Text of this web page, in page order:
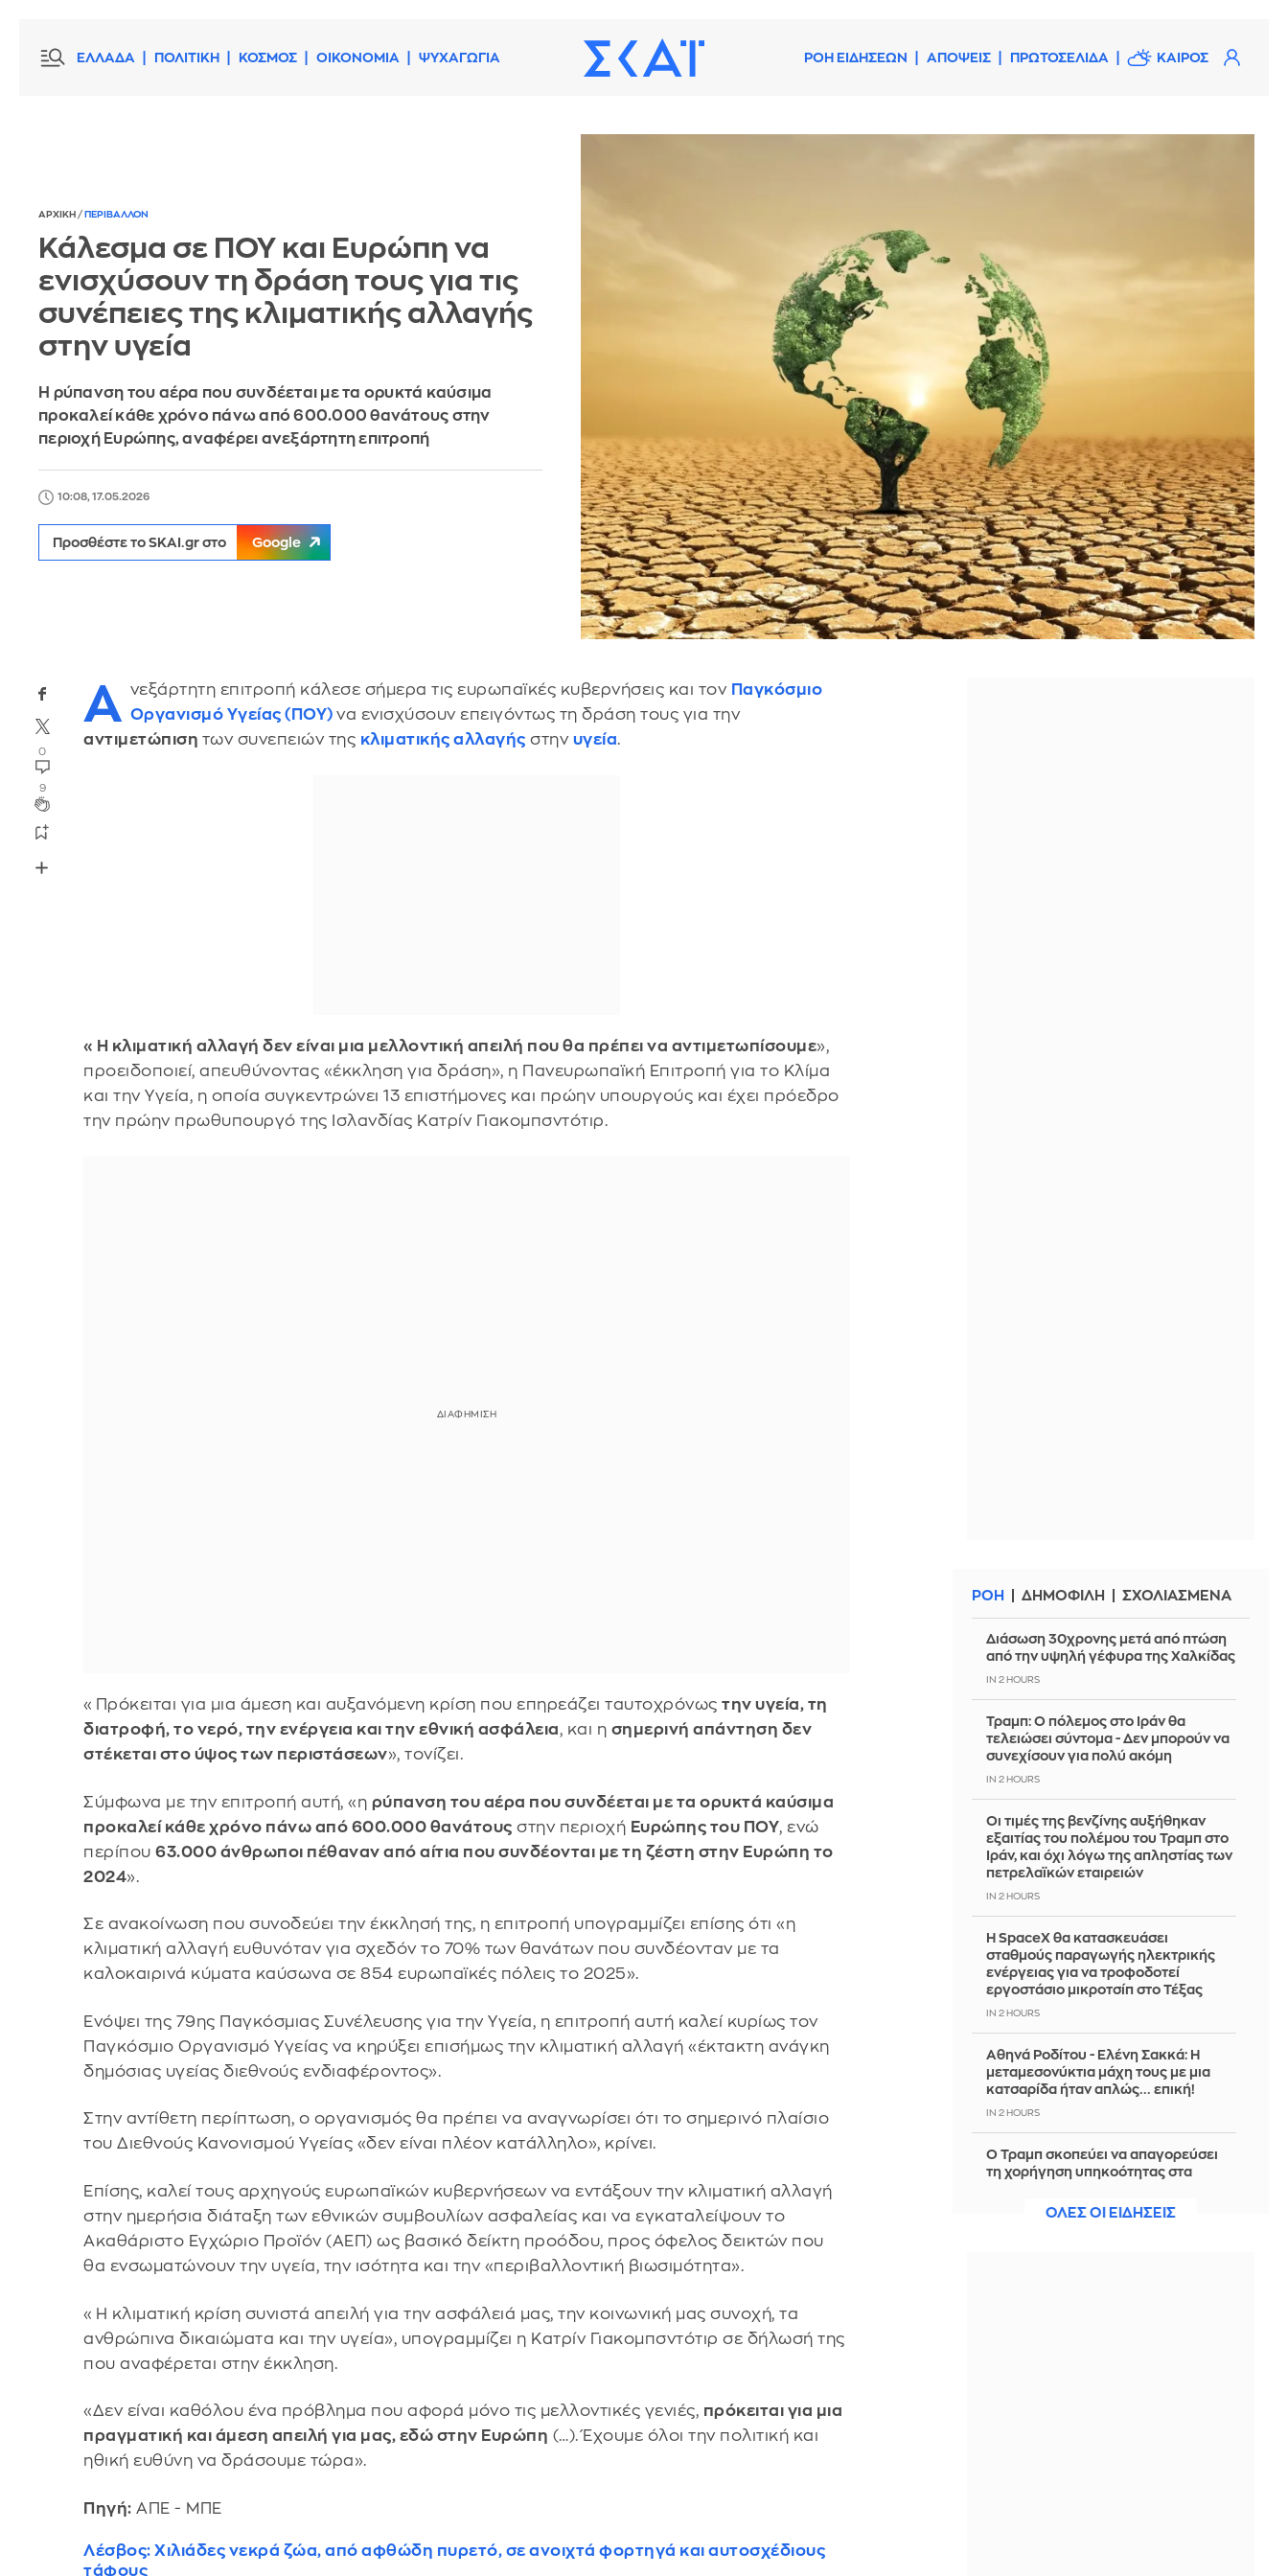
ΕΛΛΑΔΑ ΠΟΛΙΤΙΚΗ ΚΟΣΜΟΣ ΟΙΚΟΝΟΜΙΑ ΨΥΧΑΓΩΓΙΑ ΡΟΗ ΕΙΔΗΣΕΩΝ ΑΠΟΨΕΙΣ ΠΡΩΤΟΣΕΛΙΔΑ ΚΑΙΡΟΣ
ΑΡΧΙΚΗ / ΠΕΡΙΒΑΛΛΟΝ
Κάλεσμα σε ΠΟΥ και Ευρώπη να
ενισχύσουν τη δράση τους για τις
συνέπειες της κλιματικής αλλαγής
στην υγεία
Η ρύπανση του αέρα που συνδέεται με τα ορυκτά καύσιμα
προκαλεί κάθε χρόνο πάνω από 600.000 θανάτους στην
περιοχή Ευρώπης, αναφέρει ανεξάρτητη επιτροπή
10:08, 17.05.2026
Προσθέστε το SKAI.gr στο Google
0
9
Α νεξάρτητη επιτροπή κάλεσε σήμερα τις ευρωπαϊκές κυβερνήσεις και τον Παγκόσμιο
Οργανισμό Υγείας (ΠΟΥ)να ενισχύσουν επειγόντως τη δράση τους για την
αντιμετώπιση των συνεπειών της κλιματικής αλλαγής στην υγεία.
«Η κλιματική αλλαγή δεν είναι μια μελλοντική απειλή που θα πρέπει να αντιμετωπίσουμε»,
προειδοποιεί, απευθύνοντας «έκκληση για δράση», η Πανευρωπαϊκή Επιτροπή για το Κλίμα
και την Υγεία, η οποία συγκεντρώνει 13 επιστήμονες και πρώην υπουργούς και έχει πρόεδρο
την πρώην πρωθυπουργό της Ισλανδίας Κατρίν Γιακομπσντότιρ.
«Πρόκειται για μια άμεση και αυξανόμενη κρίση που επηρεάζει ταυτοχρόνωςτην υγεία, τη
διατροφή, το νερό, την ενέργεια και την εθνική ασφάλεια, και η σημερινή απάντηση δεν
στέκεται στο ύψος των περιστάσεων», τονίζει.
Σύμφωνα με την επιτροπή αυτή, «η ρύπανση του αέρα που συνδέεται με τα ορυκτά καύσιμα
προκαλεί κάθε χρόνο πάνω από 600.000 θανάτους στην περιοχή Ευρώπης του ΠΟΥ, ενώ
περίπου63.000 άνθρωποι πέθαναν από αίτια που συνδέονται με τη ζέστη στην Ευρώπη το
2024».
Σε ανακοίνωση που συνοδεύει την έκκλησή της, η επιτροπή υπογραμμίζει επίσης ότι «η
κλιματική αλλαγή ευθυνόταν για σχεδόν το 70% των θανάτων που συνδέονταν με τα
καλοκαιρινά κύματα καύσωνα σε 854 ευρωπαϊκές πόλεις το 2025».
Ενόψει της 79ης Παγκόσμιας Συνέλευσης για την Υγεία, η επιτροπή αυτή καλεί κυρίως τον
Παγκόσμιο Οργανισμό Υγείας να κηρύξει επισήμως την κλιματική αλλαγή «έκτακτη ανάγκη
δημόσιας υγείας διεθνούς ενδιαφέροντος».
Στην αντίθετη περίπτωση, ο οργανισμός θα πρέπει να αναγνωρίσει ότι το σημερινό πλαίσιο
του Διεθνούς Κανονισμού Υγείας «δεν είναι πλέον κατάλληλο», κρίνει.
Επίσης, καλεί τους αρχηγούς ευρωπαϊκών κυβερνήσεων να εντάξουν την κλιματική αλλαγή
στην ημερήσια διάταξη των εθνικών συμβουλίων ασφαλείας και να εγκαταλείψουν το
Ακαθάριστο Εγχώριο Προϊόν (ΑΕΠ) ως βασικό δείκτη προόδου, προς όφελος δεικτών που
θα ενσωματώνουν την υγεία, την ισότητα και την «περιβαλλοντική βιωσιμότητα».
«Η κλιματική κρίση συνιστά απειλή για την ασφάλειά μας, την κοινωνική μας συνοχή, τα
ανθρώπινα δικαιώματα και την υγεία», υπογραμμίζει η Κατρίν Γιακομπσντότιρ σε δήλωσή της
που αναφέρεται στην έκκληση.
«Δεν είναι καθόλου ένα πρόβλημα που αφορά μόνο τις μελλοντικές γενιές, πρόκειται για μια
πραγματική και άμεση απειλή για μας, εδώ στην Ευρώπη (…). Έχουμε όλοι την πολιτική και
ηθική ευθύνη να δράσουμε τώρα».
Πηγή: ΑΠΕ - ΜΠΕ
Λέσβος: Χιλιάδες νεκρά ζώα, από αφθώδη πυρετό, σε ανοιχτά φορτηγά και αυτοσχέδιους
τάφους
ΡΟΗ ΔΗΜΟΦΙΛΗ ΣΧΟΛΙΑΣΜΕΝΑ
Διάσωση 30χρονης μετά από πτώση
από την υψηλή γέφυρα της Χαλκίδας
IN 2 HOURS
Τραμπ: Ο πόλεμος στο Ιράν θα
τελειώσει σύντομα - Δεν μπορούν να
συνεχίσουν για πολύ ακόμη
IN 2 HOURS
Οι τιμές της βενζίνης αυξήθηκαν
εξαιτίας του πολέμου του Τραμπ στο
Ιράν, και όχι λόγω της απληστίας των
πετρελαϊκών εταιρειών
IN 2 HOURS
Η SpaceX θα κατασκευάσει
σταθμούς παραγωγής ηλεκτρικής
ενέργειας για να τροφοδοτεί
εργοστάσιο μικροτσίπ στο Τέξας
IN 2 HOURS
Αθηνά Ροδίτου - Ελένη Σακκά: Η
μεταμεσονύκτια μάχη τους με μια
κατσαρίδα ήταν απλώς... επική!
IN 2 HOURS
Ο Τραμπ σκοπεύει να απαγορεύσει
τη χορήγηση υπηκοότητας στα
στις ΗΠΑ για «τουρισμό τοκετού»
ΟΛΕΣ ΟΙ ΕΙΔΗΣΕΙΣ